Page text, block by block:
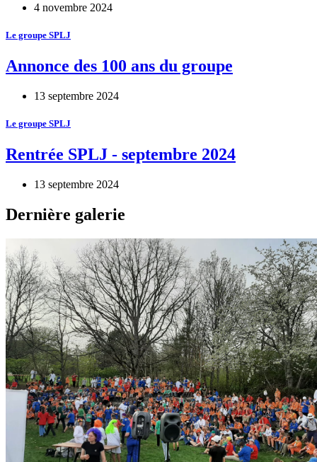
4 novembre 2024
Le groupe SPLJ
Annonce des 100 ans du groupe
13 septembre 2024
Le groupe SPLJ
Rentrée SPLJ - septembre 2024
13 septembre 2024
Dernière galerie